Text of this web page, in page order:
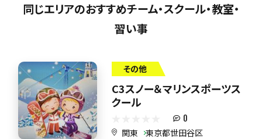
同じエリアのおすすめチーム・スクール・教室・
習い事
その他
C3スノー＆マリンスポーツス
クール
0
関東 東京都世田谷区